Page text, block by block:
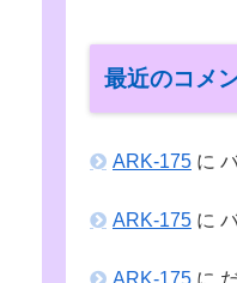
最近のコメ
ARK-175 に
ARK-175 に